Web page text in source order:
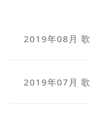
2019年08月
2019年07月